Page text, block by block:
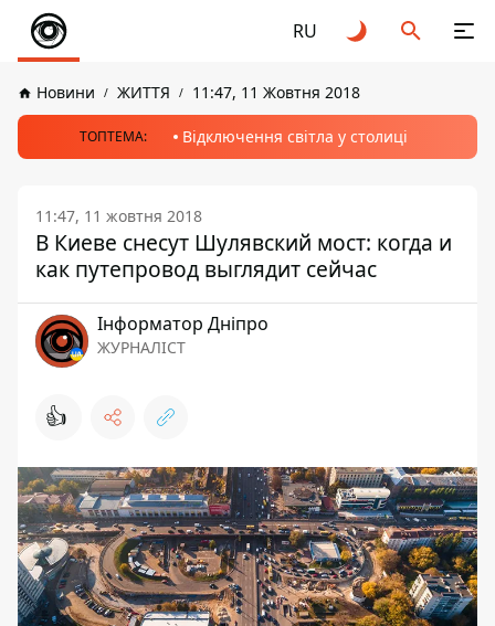
RU
Новини ЖИТТЯ 11:47, 11 Жовтня 2018
ТОПТЕМА: Відключення світла у столиці
11:47, 11 жовтня 2018
В Киеве снесут Шулявский мост: когда и
как путепровод выглядит сейчас
Інформатор Дніпро
ЖУРНАЛІСТ
👍